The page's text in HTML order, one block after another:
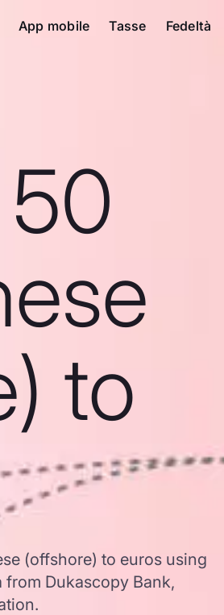
App mobile Tasse Fedeltà
to
(offshore) to euros using
Dukascopy Bank,